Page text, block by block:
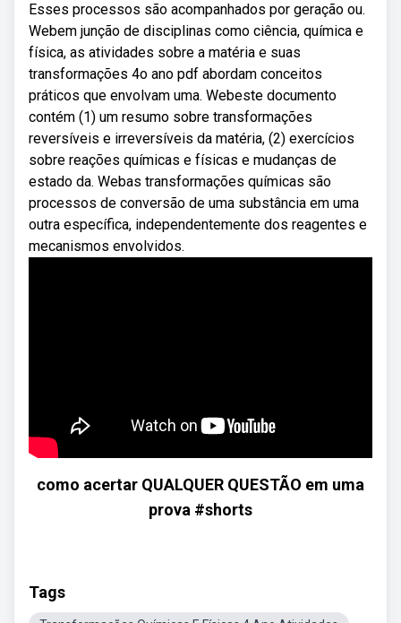
Esses processos são acompanhados por geração ou.
Webem junção de disciplinas como ciência, química e
física, as atividades sobre a matéria e suas
transformações 4o ano pdf abordam conceitos
práticos que envolvam uma. Webeste documento
contém (1) um resumo sobre transformações
reversíveis e irreversíveis da matéria, (2) exercícios
sobre reações químicas e físicas e mudanças de
estado da. Webas transformações químicas são
processos de conversão de uma substância em uma
outra específica, independentemente dos reagentes e
mecanismos envolvidos.
como acertar QUALQUER QUESTÃO em uma
prova #shorts
Tags